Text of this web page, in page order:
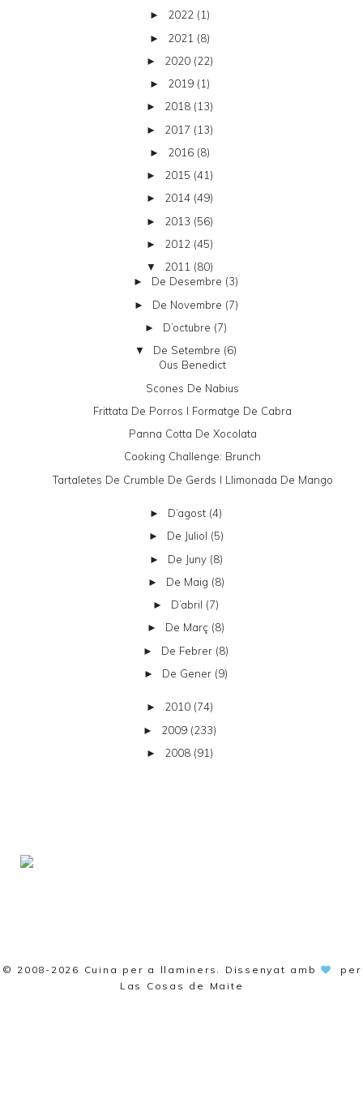
► 2022 (1)
► 2021 (8)
► 2020 (22)
► 2019 (1)
► 2018 (13)
► 2017 (13)
► 2016 (8)
► 2015 (41)
► 2014 (49)
► 2013 (56)
► 2012 (45)
▼ 2011 (80)
► De Desembre (3)
► De Novembre (7)
► D’octubre (7)
▼ De Setembre (6)
Ous Benedict
Scones De Nabius
Frittata De Porros I Formatge De Cabra
Panna Cotta De Xocolata
Cooking Challenge: Brunch
Tartaletes De Crumble De Gerds I Llimonada De Mango
► D’agost (4)
► De Juliol (5)
► De Juny (8)
► De Maig (8)
► D’abril (7)
► De Març (8)
► De Febrer (8)
► De Gener (9)
► 2010 (74)
► 2009 (233)
► 2008 (91)
© 2008-2026 Cuina per a llaminers . Dissenyat amb
per
Las Cosas de Maite